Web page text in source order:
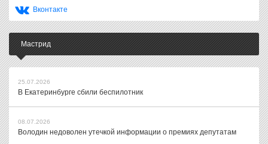
Вконтакте
Мастрид
25.07.2026
В Екатеринбурге сбили беспилотник
08.07.2026
Володин недоволен утечкой информации о премиях депутатам